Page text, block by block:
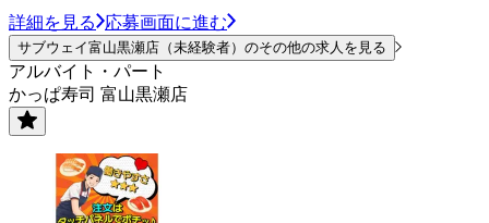
詳細を見る 応募画面に進む
サブウェイ富山黒瀬店（未経験者）のその他の求人を見る
アルバイト・パート
かっぱ寿司 富山黒瀬店